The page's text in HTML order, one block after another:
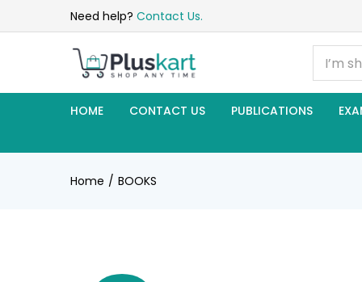
Need help? Contact Us.
HOME CONTACT US PUBLICATIONS
Home BOOKS